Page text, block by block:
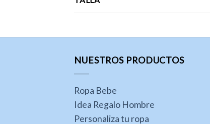
NUESTROS PRODUCTOS
Ropa Bebe
Idea Regalo Hombre
Personaliza tu ropa